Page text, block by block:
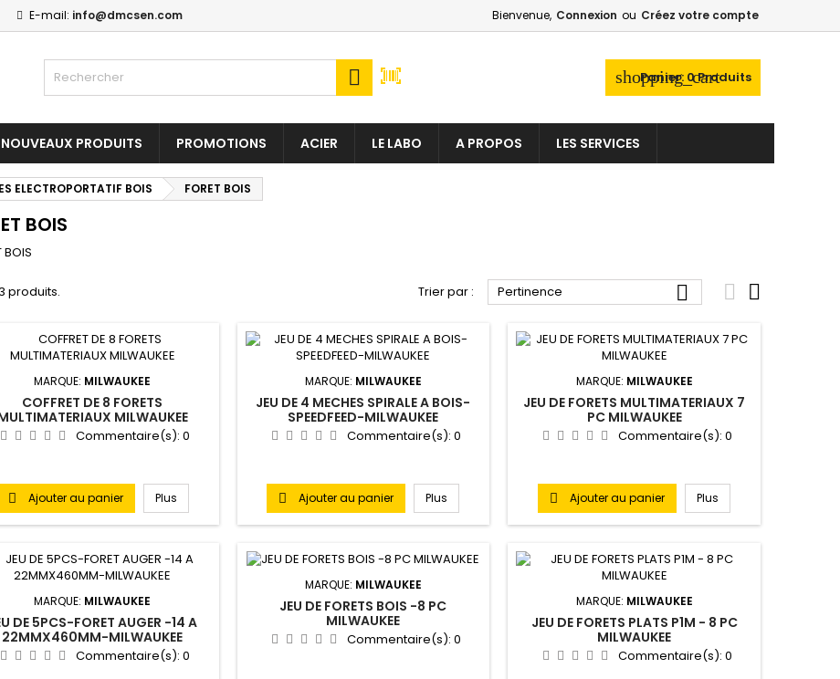
E-mail: info@dmcsen.com Bienvenue, Connexion ou Créez votre compte
shopping_cart
Panier: 0Produits

NOUVEAUX PRODUITS PROMOTIONS ACIER LE LABO A PROPOS LES SERVICES
ELECTROPORTATIF BOIS FORET BOIS
BOIS
BOIS
produits. Trier par : Pertinence   
MARQUE: MILWAUKEE
COFFRET DE 8 FORETS
MILWAUKEE
Commentaire(s):0
 Ajouter au panier Plus
MARQUE: MILWAUKEE
JEU DE 4 MECHES SPIRALE A BOIS-
SPEEDFEED-MILWAUKEE
Commentaire(s): 0
 Ajouter au panier Plus
MARQUE: MILWAUKEE
JEU DE FORETS MULTIMATERIAUX 7
PC MILWAUKEE
Commentaire(s): 0
 Ajouter au panier Plus
MARQUE: MILWAUKEE
DE 5PCS-FORET AUGER -14 A
22MMX460MM-MILWAUKEE
Commentaire(s):0
MARQUE: MILWAUKEE
JEU DE FORETS BOIS -8 PC
MILWAUKEE
Commentaire(s): 0
MARQUE: MILWAUKEE
JEU DE FORETS PLATS P1M - 8 PC
MILWAUKEE
Commentaire(s): 0